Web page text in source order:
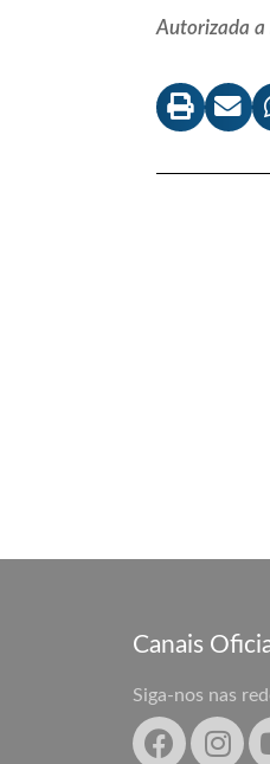
Autorizada a
Canais
Siga-nos nas